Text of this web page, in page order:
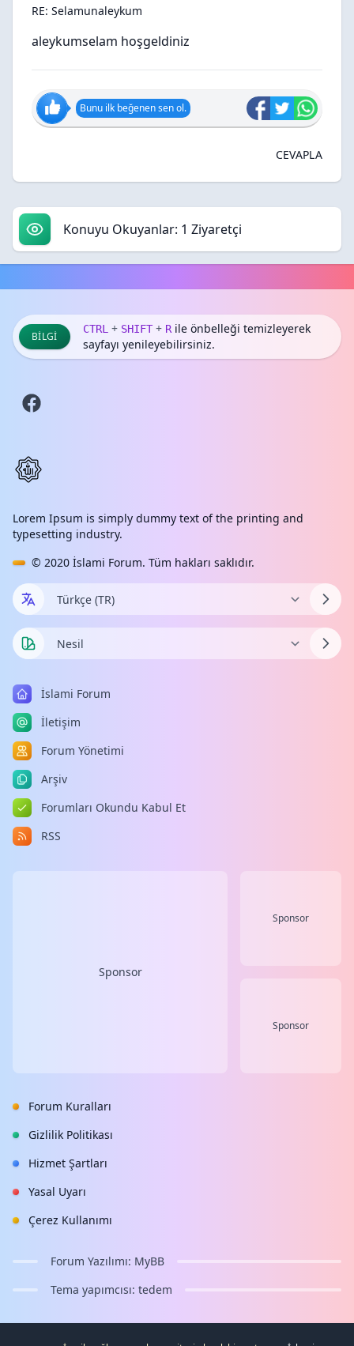
RE: Selamunaleykum
aleykumselam hoşgeldiniz
Bunu ilk beğenen sen ol.
CEVAPLA
Konuyu Okuyanlar: 1 Ziyaretçi
BILGI
CTRL + SHIFT + Rile önbelleği temizleyerek
sayfayı yenileyebilirsiniz.
Lorem Ipsum is simply dummy text of the printing and
typesetting industry.
© 2020 İslami Forum. Tüm hakları saklıdır.
İslami Forum
İletişim
Forum Yönetimi
Arşiv
Forumları Okundu Kabul Et
RSS
Sponsor
Sponsor
Sponsor
Forum Kuralları
Gizlilik Politikası
Hizmet Şartları
Yasal Uyarı
Çerez Kullanımı
Forum Yazılımı: MyBB
Tema yapımcısı: tedem